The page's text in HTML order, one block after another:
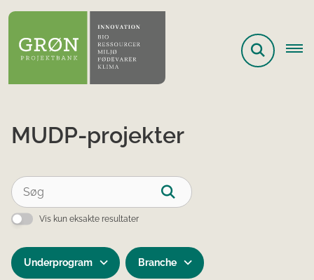
MUDP-projekter
Vis kun eksakte resultater
Underprogram Branche